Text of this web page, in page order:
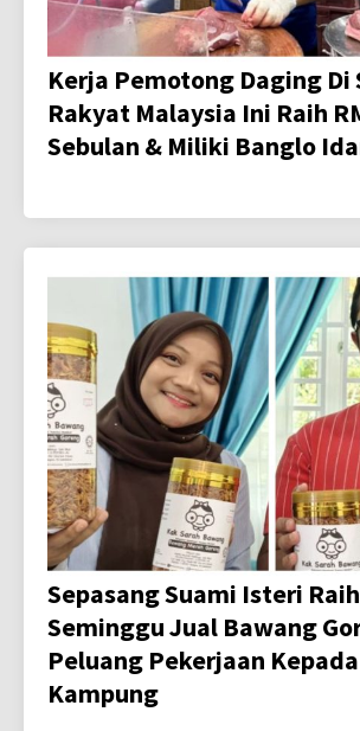
Kerja Pemotong Daging Di
Rakyat Malaysia Ini Raih
Sebulan & Miliki Banglo
Sepasang Suami Isteri
Seminggu Jual Bawang
Peluang Pekerjaan
Kampung